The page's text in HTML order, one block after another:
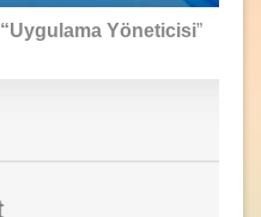
“Uygulama Yöneticisi”